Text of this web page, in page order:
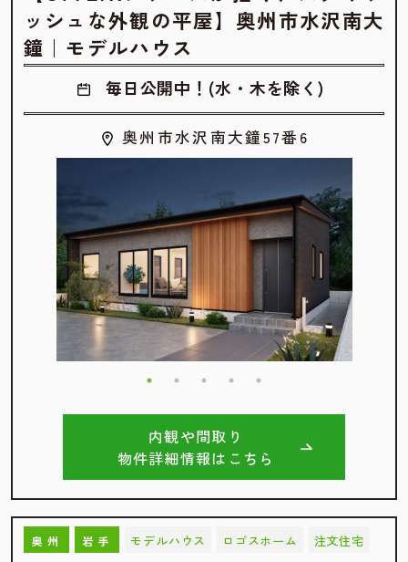
ッシュな外観の平屋】奥州市水沢南大
鐘｜モデルハウス
毎日公開中！(水・木を除く)
奥州市水沢南大鐘57番6
内観や間取り
物件詳細情報はこちら
奥州 岩手 モデルハウス ロゴスホーム 注文住宅